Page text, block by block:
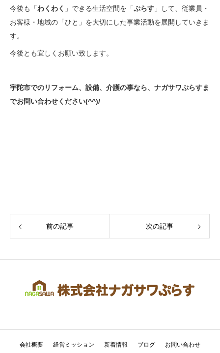
今後も「わくわく 」できる生活空間を「ぷらす 」して、従業員・
お客様・地域の「ひと」を大切にした事業活動を展開していきま
す。
今後とも宜しくお願い致します。
宇陀市でのリフォーム、設備、介護の事なら、ナガサワぷらすま
でお問い合わせください(^^)/
前の記事 次の記事
会社概要 経営ミッション 新着情報 ブログ お問い合わせ